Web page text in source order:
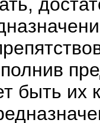
быть их